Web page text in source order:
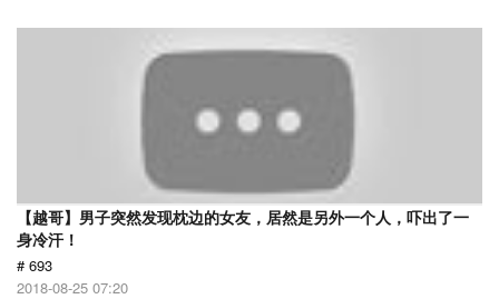
【越哥】男子突然发现枕边的女友，居然是另外一个人，吓出了一
身冷汗！
# 693
2018-08-25 07:20